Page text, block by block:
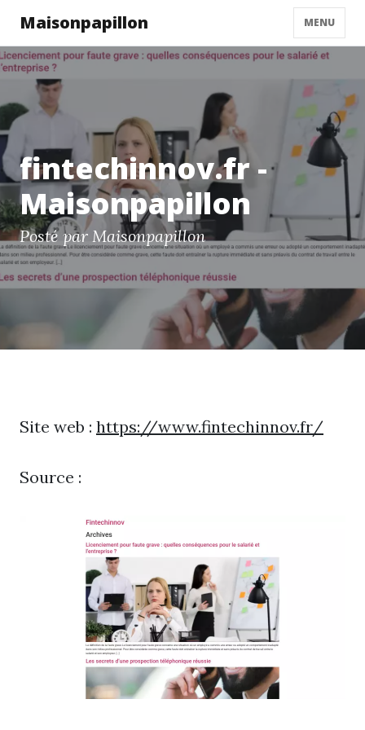
Maisonpapillon MENU
fintechinnov.fr -
Maisonpapillon
Posté par Maisonpapillon
Site web : https://www.fintechinnov.fr/
Source :